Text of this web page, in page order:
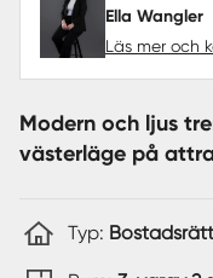
Ella Wangler
Läs mer och
Modern och ljus
västerläge på
Typ: